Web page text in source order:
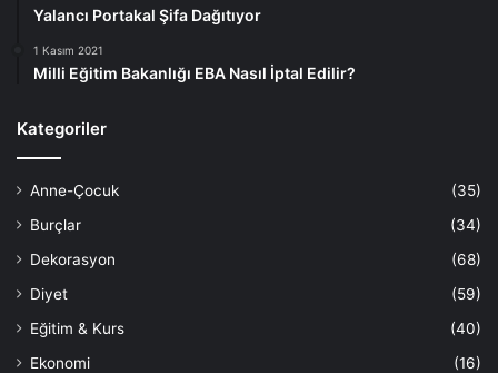
Yalancı Portakal Şifa Dağıtıyor
1 Kasım 2021
Milli Eğitim Bakanlığı EBA Nasıl İptal Edilir?
Kategoriler
Anne-Çocuk
(35)
Burçlar
(34)
Dekorasyon
(68)
Diyet
(59)
Eğitim & Kurs
(40)
Ekonomi
(16)